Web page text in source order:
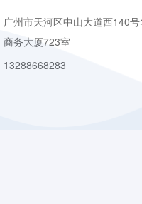
广州市天河区中山大道西140号
商务大厦723室
13288668283